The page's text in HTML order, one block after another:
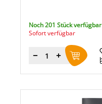
Noch 201 Stück verfügbar
Sofort verfügbar
Menge